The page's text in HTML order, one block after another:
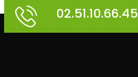
02.51.10.66.45